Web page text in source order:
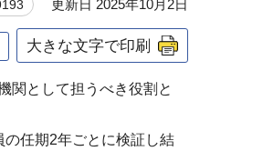
更新日 2025年10月2日
大きな文字で印刷
関として担うべき役割と
任期2年ごとに検証し結